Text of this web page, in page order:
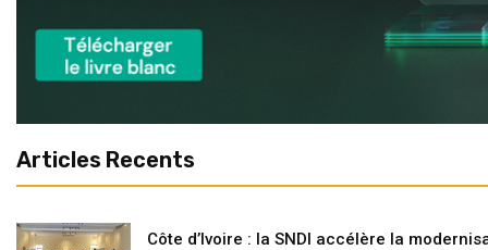
Articles Recents
Côte d’Ivoire : la SNDI accélère la